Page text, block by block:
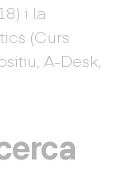
i la
(Curs
A-Desk,